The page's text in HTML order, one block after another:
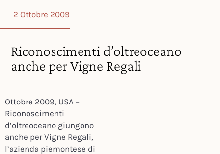
2 Ottobre 2009
Riconoscimenti d’oltreoceano
anche per Vigne Regali
Ottobre 2009, USA –
Riconoscimenti
d’oltreoceano giungono
anche per Vigne Regali,
l’azienda piemontese di